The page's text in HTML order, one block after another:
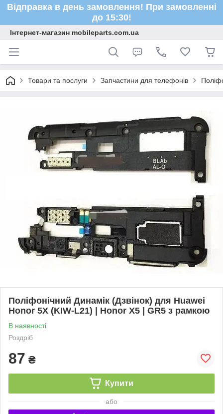
Відправка в день замовлення! При замовленні
до 15:30!
Інтернет-магазин mobileparts.com.ua
Товари та послуги Запчастини для телефонів
Поліфонічний Динамік (Дзвінок) для Huawei
Honor 5X (KIW-L21) | Honor X5 | GR5 з рамкою
В наявності
Роздріб
87 ₴
Купити
або